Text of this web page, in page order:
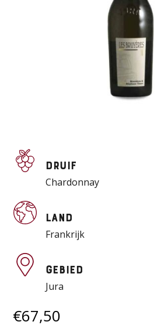
Druif
Chardonnay
Land
Frankrijk
Gebied
Jura
€67,50